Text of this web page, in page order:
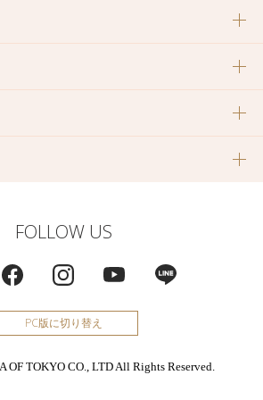
FOLLOW US
PC版に切り替え
OF TOKYO CO., LTD All Rights Reserved.